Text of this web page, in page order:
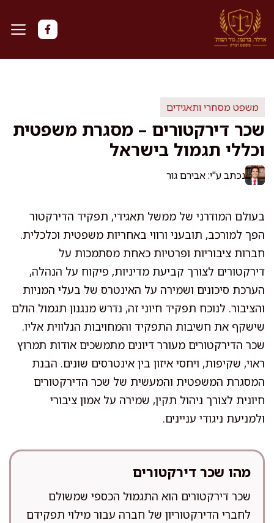
לדלג
לתוכן
משפט מסחרי ותאגידים
שכר דירקטורים – מסגרת משפטית
וכללי תגמול בישראל
נכתב ע"י: אבירם גור
בעולם המודרני של ממשל תאגידי, תפקיד הדירקטור
הפך למורכב, תובעני ורווי באחריות משפטית וכלכלית.
חברות ציבוריות ופרטיות כאחת מסתמכות על
דירקטורים לצורך קביעת מדיניות, פיקוח על הנהלה,
הערכת סיכונים ושמירה על האינטרס של בעלי המניות
והציבור. לנוכח תפקיד חיוני זה, נדרש מנגנון תגמול הולם
שישקף את חשיבות התפקיד והמחויבות הנלווית אליו.
שכר הדירקטורים מעורר דיונים מתמשכים אודות תמרוץ
ראוי, שקיפות, ויחסי איזון בין אינטרסים שונים. הבנת
המסגרת המשפטית והמעשית של שכר הדירקטורים
חיונית לצורך ניהול תקין, שמירה על אמון ציבורי
ולמניעת ניגודי עניינים.
מהו שכר דירקטורים
שכר דירקטורים הוא התגמול הכספי שמשולם
לחברי הדירקטוריון של חברה עבור מילוי תפקידם